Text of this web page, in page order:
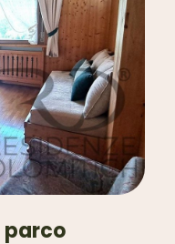
parco